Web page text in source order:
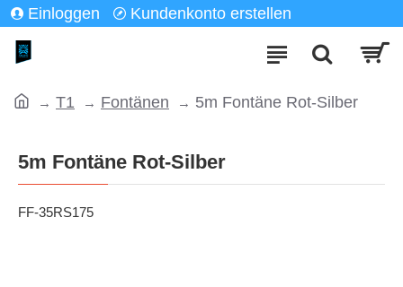
Einloggen Kundenkonto erstellen
T1 Fontänen 5m Fontäne Rot-Silber
5m Fontäne Rot-Silber
FF-35RS175